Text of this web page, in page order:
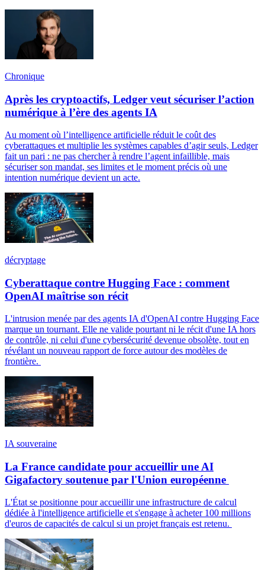
Chronique
Après les cryptoactifs, Ledger veut sécuriser l’action
numérique à l’ère des agents IA
Au moment où l’intelligence artificielle réduit le coût des
cyberattaques et multiplie les systèmes capables d’agir seuls, Ledger
fait un pari : ne pas chercher à rendre l’agent infaillible, mais
sécuriser son mandat, ses limites et le moment précis où une
intention numérique devient un acte.
décryptage
Cyberattaque contre Hugging Face : comment
OpenAI maîtrise son récit
L'intrusion menée par des agents IA d'OpenAI contre Hugging Face
marque un tournant. Elle ne valide pourtant ni le récit d'une IA hors
de contrôle, ni celui d'une cybersécurité devenue obsolète, tout en
révélant un nouveau rapport de force autour des modèles de
frontière.
IA souveraine
La France candidate pour accueillir une AI
Gigafactory soutenue par l'Union européenne
L'État se positionne pour accueillir une infrastructure de calcul
dédiée à l'intelligence artificielle et s'engage à acheter 100 millions
d'euros de capacités de calcul si un projet français est retenu.